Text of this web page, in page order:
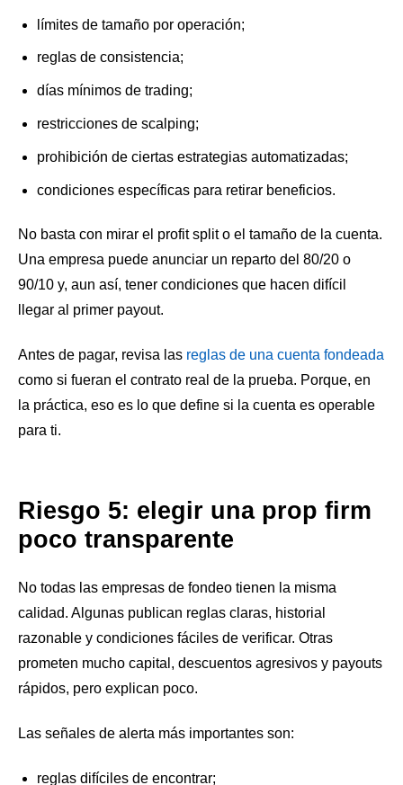
límites de tamaño por operación;
reglas de consistencia;
días mínimos de trading;
restricciones de scalping;
prohibición de ciertas estrategias automatizadas;
condiciones específicas para retirar beneficios.
No basta con mirar el profit split o el tamaño de la cuenta.
Una empresa puede anunciar un reparto del 80/20 o
90/10 y, aun así, tener condiciones que hacen difícil
llegar al primer payout.
Antes de pagar, revisa las reglas de una cuenta fondeada
como si fueran el contrato real de la prueba. Porque, en
la práctica, eso es lo que define si la cuenta es operable
para ti.
Riesgo 5: elegir una prop firm
poco transparente
No todas las empresas de fondeo tienen la misma
calidad. Algunas publican reglas claras, historial
razonable y condiciones fáciles de verificar. Otras
prometen mucho capital, descuentos agresivos y payouts
rápidos, pero explican poco.
Las señales de alerta más importantes son:
reglas difíciles de encontrar;